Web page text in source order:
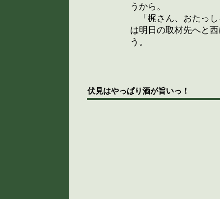
うから。
「梶さん、おたっし
は明日の取材先へと
う。
伏見はやっぱり酒が旨いっ！